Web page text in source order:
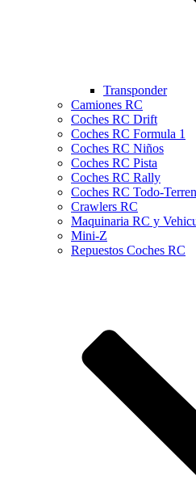
Transponder
Camiones RC
Coches RC Drift
Coches RC Formula 1
Coches RC Niños
Coches RC Pista
Coches RC Rally
Coches RC Todo-
Crawlers RC
Maquinaria RC y
Mini-Z
Repuestos Coches RC